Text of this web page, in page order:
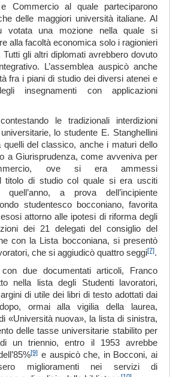
Commercio al quale parteciparono
delle maggiori università italiane. Al
votata una mozione nella quale si
alla facoltà economica solo i ragionieri
gli altri diplomati avrebbero dovuto
L’assemblea auspicò anche
fra i piani di studio dei diversi atenei e
insegnamenti con applicazioni
le tradizionali interdizioni
lo studente E. Stanghellini
quelli del classico, anche i maturi dello
a Giurisprudenza, come avveniva per
ove si era ammessi
titolo di studio col quale si era usciti
a prova dell’incipiente
studentesco bocconiano, favorita
attorno alle ipotesi di riforma degli
dei 21 delegati del consiglio del
con la Lista bocconiana, si presentò
che si aggiudicò quattro seggi[7].
con due documentati articoli, Franco
nella lista degli Studenti lavoratori,
di utile dei libri di testo adottati dai
ormai alla vigilia della laurea,
«Università nuova», la lista di sinistra,
delle tasse universitarie stabilito per
un triennio, entro il 1953 avrebbe
[9] e auspicò che, in Bocconi, ai
miglioramenti nei servizi di